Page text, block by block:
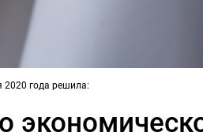
2020 года решила: